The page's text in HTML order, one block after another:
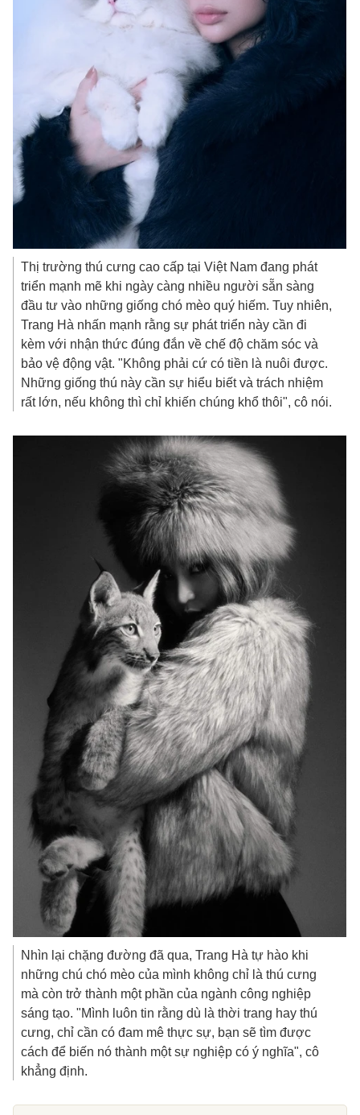
Thị trường thú cưng cao cấp tại Việt Nam đang phát
triển mạnh mẽ khi ngày càng nhiều người sẵn sàng
đầu tư vào những giống chó mèo quý hiếm. Tuy nhiên,
Trang Hà nhấn mạnh rằng sự phát triển này cần đi
kèm với nhận thức đúng đắn về chế độ chăm sóc và
bảo vệ động vật. "Không phải cứ có tiền là nuôi được.
Những giống thú này cần sự hiểu biết và trách nhiệm
rất lớn, nếu không thì chỉ khiến chúng khổ thôi", cô nói.
Nhìn lại chặng đường đã qua, Trang Hà tự hào khi
những chú chó mèo của mình không chỉ là thú cưng
mà còn trở thành một phần của ngành công nghiệp
sáng tạo. "Mình luôn tin rằng dù là thời trang hay thú
cưng, chỉ cần có đam mê thực sự, bạn sẽ tìm được
cách để biến nó thành một sự nghiệp có ý nghĩa", cô
khẳng định.